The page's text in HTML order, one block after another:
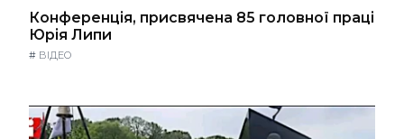
Конференція, присвячена 85 головної праці
Юрія Липи
# ВІДЕО